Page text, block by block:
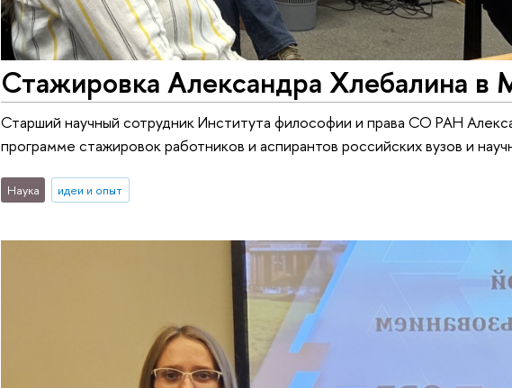
Стажировка Александра Хлебалина
Старший научный сотрудник Института философии и права СО РАН
программе стажировок работников и аспирантов российских вузов и
Наука идеи и опыт